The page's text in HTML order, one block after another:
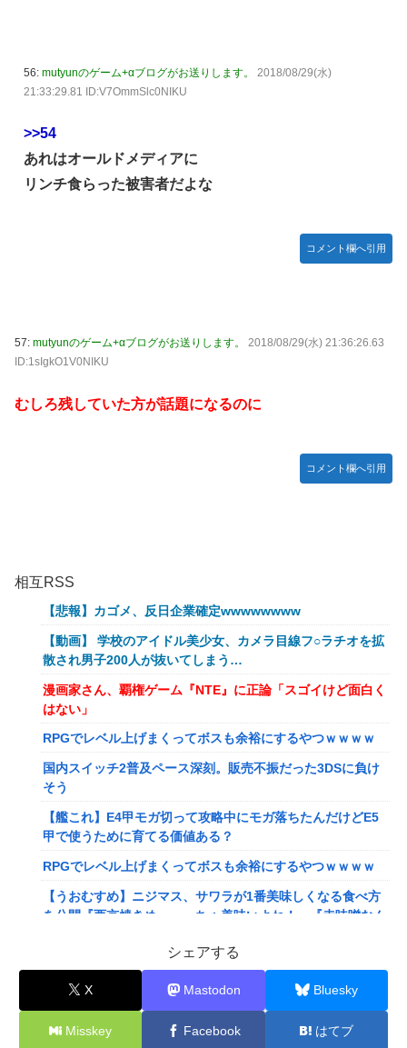
56: mutyunのゲーム+αブログがお送りします。
2018/08/29(水)
21:33:29.81 ID:V7OmmSlc0NIKU
>>54
あれはオールドメディアに
リンチ食らった被害者だよな
コメント欄へ引用
57: mutyunのゲーム+αブログがお送りします。
2018/08/29(水) 21:36:26.63
ID:1sIgkO1V0NIKU
むしろ残していた方が話題になるのに
コメント欄へ引用
相互RSS
【悲報】カゴメ、反日企業確定wwwwwwww
【動画】 学校のアイドル美少女、カメラ目線フ○ラチオを拡
散され男子200人が抜いてしまう…
漫画家さん、覇権ゲーム『NTE』に正論「スゴイけど面白く
はない」
RPGでレベル上げまくってボスも余裕にするやつｗｗｗｗ
国内スイッチ2普及ペース深刻。販売不振だった3DSに負け
そう
【艦これ】E4甲モガ切って攻略中にモガ落ちたんだけどE5
甲で使うために育てる価値ある？
RPGでレベル上げまくってボスも余裕にするやつｗｗｗｗ
【うおむすめ】ニジマス、サワラが1番美味しくなる食べ方
を公開『西京焼きめっっっちゃ美味いよね！』『赤味噌なん
【ななし】ねるちゃん「おじさんたち～！もりもり食べて元
気だすのよ～」
【にじさんじ】ソフィ、バッターボックスに立ってみた『え
えフォームや』『打球の伸びがすごい』
シェアする
X Mastodon Bluesky
Misskey Facebook はてブ